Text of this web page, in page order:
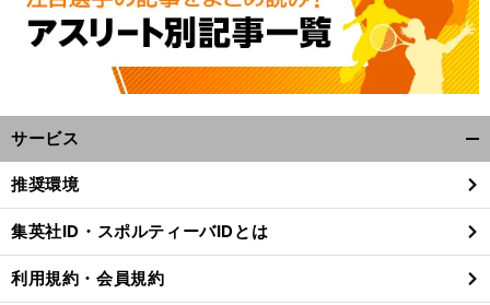
サービス
閉
る
推奨環境
集英社ID・スポルティーバIDとは
利用規約・会員規約